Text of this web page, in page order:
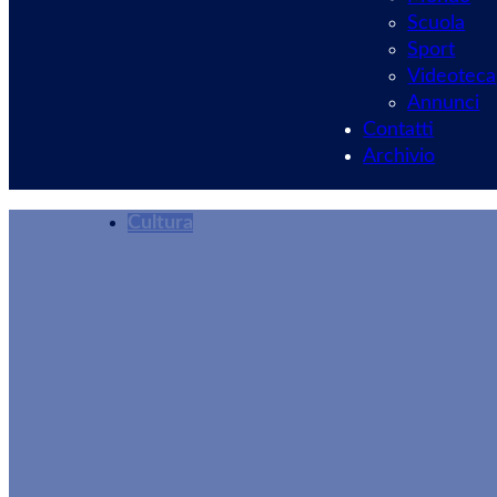
Scuola
Sport
Videoteca
Annunci
Contatti
Archivio
Cultura